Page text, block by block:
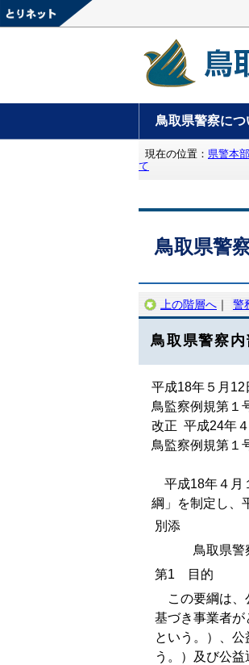
鳥取県警察につ
現在の位置： 県警本部
て
鳥取県警
上の階層へ ｜ 警
鳥取県警察
平成18年５月12
鳥監察例規第１
改正 平成24年
鳥監察例規第１
平成18年４月
綱」を制定し、
別添
鳥取県警察
第1 目的
この要綱は、
基づき事業者
という。）、
う。）及び公